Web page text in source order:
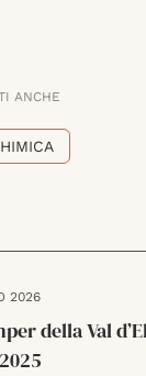
ANCHE
2026
della Val